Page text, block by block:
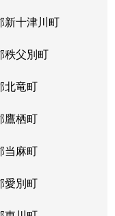
新十津川町
秩父別町
北竜町
鷹栖町
当麻町
愛別町